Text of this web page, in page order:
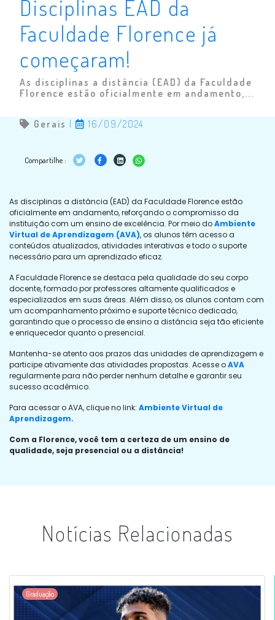
Disciplinas EAD da
Faculdade Florence já
começaram!
As disciplinas a distância (EAD) da Faculdade
Florence estão oficialmente em andamento,...
Gerais | 16/09/2024
Compartilhe :
As disciplinas a distância (EAD) da Faculdade Florence estão
oficialmente em andamento, reforçando o compromisso da
instituição com um ensino de excelência. Por meio doAmbiente
Virtual de Aprendizagem (AVA), os alunos têm acesso a
conteúdos atualizados, atividades interativas e todo o suporte
necessário para um aprendizado eficaz.
A Faculdade Florence se destaca pela qualidade do seu corpo
docente, formado por professores altamente qualificados e
especializados em suas áreas. Além disso, os alunos contam com
um acompanhamento próximo e suporte técnico dedicado,
garantindo que o processo de ensino a distância seja tão eficiente
e enriquecedor quanto o presencial.
Mantenha-se atento aos prazos das unidades de aprendizagem e
participe ativamente das atividades propostas. Acesse oAVA
regularmente para não perder nenhum detalhe e garantir seu
sucesso acadêmico.
Para acessar o AVA, clique no link: Ambiente Virtual de
Aprendizagem.
Com a Florence, você tem a certeza de um ensino de
qualidade, seja presencial ou a distância!
Notícias Relacionadas
Graduação